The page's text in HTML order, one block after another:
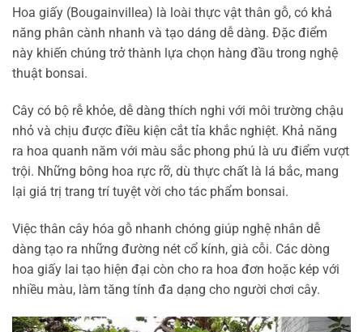
Hoa giấy (Bougainvillea) là loài thực vật thân gỗ, có khả
năng phân cành nhanh và tạo dáng dễ dàng. Đặc điểm
này khiến chúng trở thành lựa chọn hàng đầu trong nghệ
thuật bonsai.
Cây có bộ rễ khỏe, dễ dàng thích nghi với môi trường chậu
nhỏ và chịu được điều kiện cắt tỉa khắc nghiệt. Khả năng
ra hoa quanh năm với màu sắc phong phú là ưu điểm vượt
trội. Những bông hoa rực rỡ, dù thực chất là lá bắc, mang
lại giá trị trang trí tuyệt vời cho tác phẩm bonsai.
Việc thân cây hóa gỗ nhanh chóng giúp nghệ nhân dễ
dàng tạo ra những đường nét cổ kính, già cỗi. Các dòng
hoa giấy lai tạo hiện đại còn cho ra hoa đơn hoặc kép với
nhiều màu, làm tăng tính đa dạng cho người chơi cây.